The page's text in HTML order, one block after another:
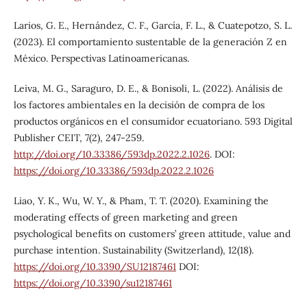
Larios, G. E., Hernández, C. F., García, F. L., & Cuatepotzo, S. L.
(2023). El comportamiento sustentable de la generación Z en
México. Perspectivas Latinoamericanas.
Leiva, M. G., Saraguro, D. E., & Bonisoli, L. (2022). Análisis de
los factores ambientales en la decisión de compra de los
productos orgánicos en el consumidor ecuatoriano. 593 Digital
Publisher CEIT, 7(2), 247-259.
http://doi.org/10.33386/593dp.2022.2.1026. DOI:
https://doi.org/10.33386/593dp.2022.2.1026
Liao, Y. K., Wu, W. Y., & Pham, T. T. (2020). Examining the
moderating effects of green marketing and green
psychological benefits on customers’ green attitude, value and
purchase intention. Sustainability (Switzerland), 12(18).
https://doi.org/10.3390/SU12187461DOI:
https://doi.org/10.3390/su12187461